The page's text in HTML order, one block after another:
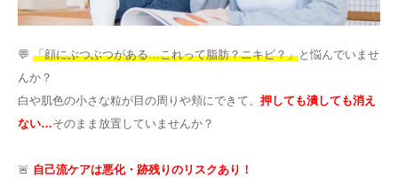
💬 「顔にぶつぶつがある…これって脂肪？ニキビ？」と悩んでいませ
んか？
白や肌色の小さな粒が目の周りや頬にできて、 押しても潰しても消え
ない…そのまま放置していませんか？
🚨 自己流ケアは悪化・跡残りのリスクあり！
简体中文 한국어 日本語
English